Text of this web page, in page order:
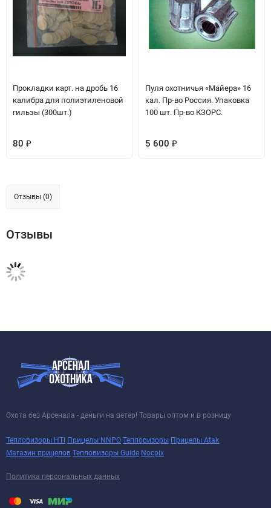
Прокладки карт. на дробь 16
калибра для полиэтиленовой
гильзы (300шт.)
80 ₽
Пуля охотничья «Майера» 16
кал. Пр-во Россия. Упаковка
100 шт. Пр-во КЗОРС.
5 600 ₽
Отзывы (0)
Отзывы
Охота без Арсенала - деньги на ветер! Товары оптом и в розницу
Тепловизоры HTI Прицелы NNPO Тепловизоры Прицелы Atak
Магазин прицелов Тепловизоры Guide Nocpix
Политика персональных данных